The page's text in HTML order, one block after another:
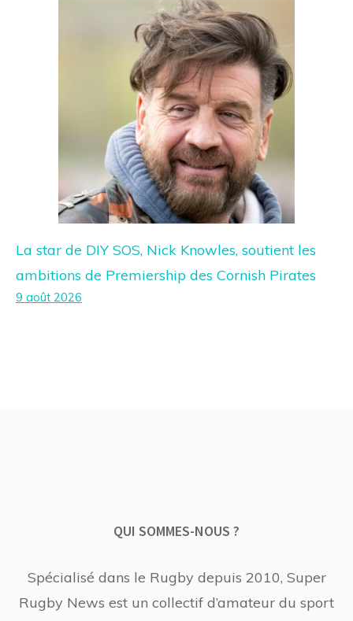
La star de DIY SOS, Nick Knowles, soutient les
ambitions de Premiership des Cornish Pirates
9 août 2026
QUI SOMMES-NOUS ?
Spécialisé dans le Rugby depuis 2010, Super
Rugby News est un collectif d’amateur du sport